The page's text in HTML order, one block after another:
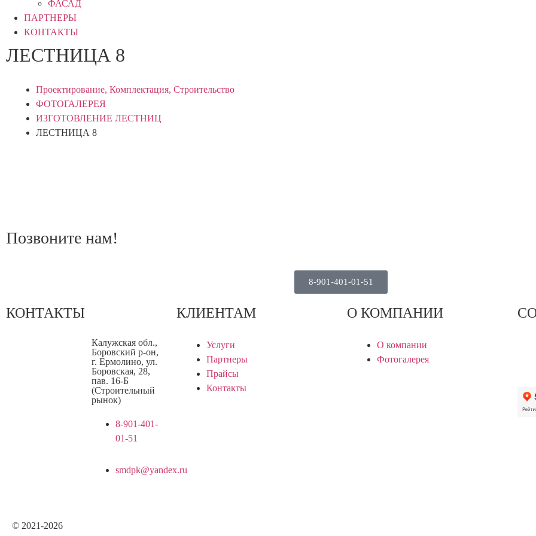
ФАСАД
ПАРТНЕРЫ
КОНТАКТЫ
ЛЕСТНИЦА 8
Проектирование, Комплектация, Строительство
ФОТОГАЛЕРЕЯ
ИЗГОТОВЛЕНИЕ ЛЕСТНИЦ
ЛЕСТНИЦА 8
Позвоните нам!
8-901-401‑01‑51‬
КОНТАКТЫ
Калужская обл.,
Боровский р-он,
г. Ермолино, ул.
Боровская, 28,
пав. 16-Б
(Строительный
рынок)
8-901-401-
01-51
smdpk@yandex.ru
КЛИЕНТАМ
Услуги
Партнеры
Прайсы
Контакты
О КОМПАНИИ
О компании
Фотогалерея
© 2021-2026